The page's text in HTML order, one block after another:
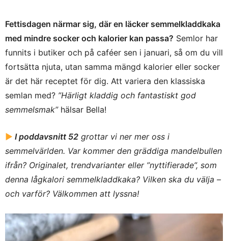
Fettisdagen närmar sig, där en läcker semmelkladdkaka
med mindre socker och kalorier kan passa? Semlor har
funnits i butiker och på caféer sen i januari, så om du vill
fortsätta njuta, utan samma mängd kalorier eller socker
är det här receptet för dig. Att variera den klassiska
semlan med? ”Härligt kladdig och fantastiskt god
semmelsmak”hälsar Bella!
► I poddavsnitt 52 grottar vi ner mer oss i
semmelvärlden. Var kommer den gräddiga mandelbullen
ifrån? Originalet, trendvarianter eller ”nyttifierade”, som
denna lågkalori semmelkladdkaka? Vilken ska du välja –
och varför? Välkommen att lyssna!